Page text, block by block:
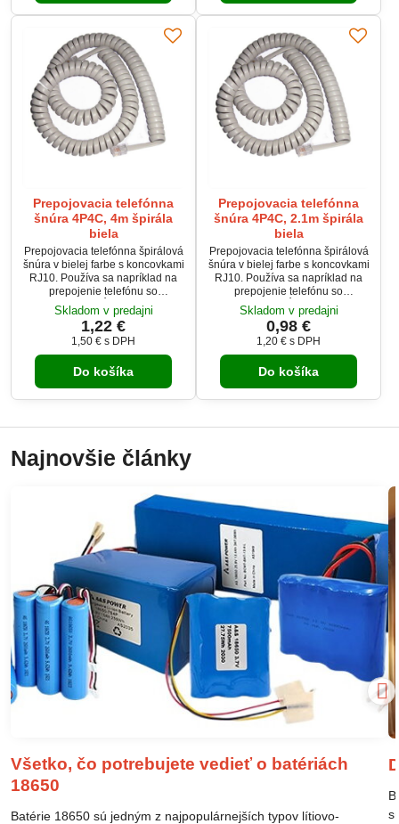
Prepojovacia telefónna
šnúra 4P4C, 4m špirála
biela
Prepojovacia telefónna špirálová
šnúra v bielej farbe s koncovkami
RJ10. Používa sa napríklad na
prepojenie telefónu so
slúchadlom. Dĺžka telefónnej
šnúry je po natiahnutí maximálne
4.5m
Skladom v predajni
1,22 €
1,50 € s DPH
Do košíka
Prepojovacia telefónna
šnúra 4P4C, 2.1m špirála
biela
Prepojovacia telefónna špirálová
šnúra v bielej farbe s koncovkami
RJ10. Používa sa napríklad na
prepojenie telefónu so
slúchadlom. Dĺžka telefónnej
šnúry je po natiahnutí maximálne
2.1m
Skladom v predajni
0,98 €
1,20 € s DPH
Do košíka
Najnovšie články
Všetko, čo potrebujete vedieť o batériách
18650
Batérie 18650 sú jedným z najpopulárnejších typov lítiovo-